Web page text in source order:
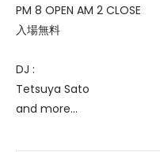
PM 8 OPEN AM 2 CLOSE
入場無料
DJ :
Tetsuya Sato
and more...